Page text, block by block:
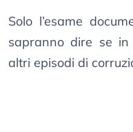
Solo l’esame
sapranno dire se
altri episodi di